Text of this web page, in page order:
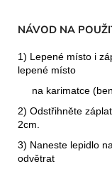
NÁVOD NA
1) Lepené místo i
lepené místo
na karimatce
2) Odstřihněte
2cm.
3) Naneste lepidlo
odvětrat